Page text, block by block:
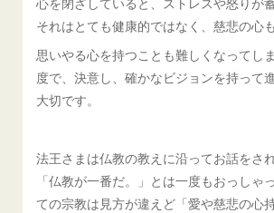
それはとても健康的ではなく、慈悲の心も
思いやる心を持つことも難しくなってし
度で、決意し、確かなビジョンを持って
大切です。
法王さまは仏教の教えに沿ってお話をさ
「仏教が一番だ。」とは一度もおっしゃ
ての宗教は見方が違えど「愛や慈悲の心